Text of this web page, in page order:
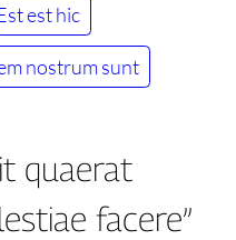
est hic
nostrum sunt
quaerat
facere”